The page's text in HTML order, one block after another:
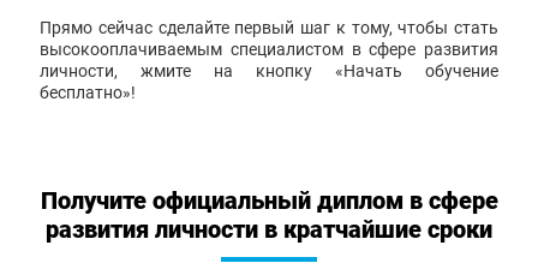
Прямо сейчас сделайте первый шаг к тому, чтобы стать
высокооплачиваемым специалистом в сфере развития
личности, жмите на кнопку «Начать обучение
бесплатно»!
Получите официальный диплом в сфере
развития личности в кратчайшие сроки